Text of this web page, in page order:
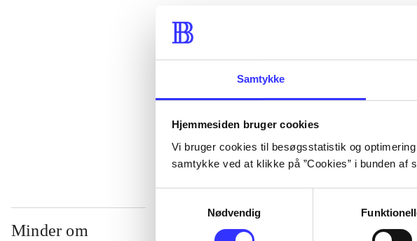
Samtykke
Hjemmesiden bruger cookies
Vi bruger cookies til besøgsstatistik og
samtykke ved at klikke på ”Cookies” i bunden af
Nødvendig
...
...
Minder om